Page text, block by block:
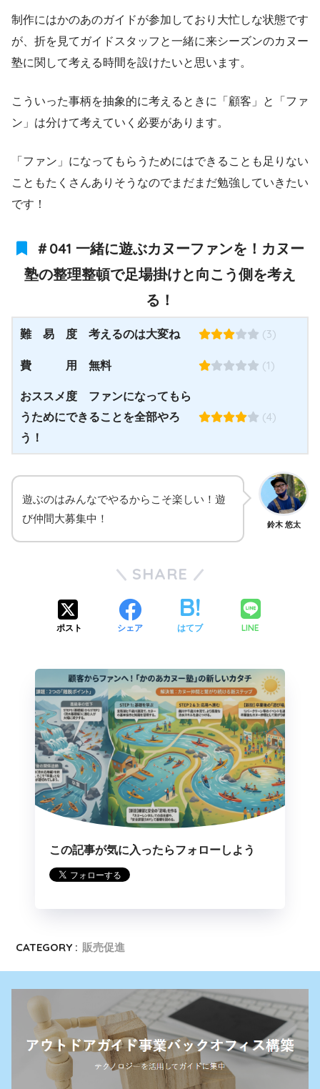
制作にはかのあのガイドが参加しており大忙しな状態です
が、折を見てガイドスタッフと一緒に来シーズンのカヌー
塾に関して考える時間を設けたいと思います。
こういった事柄を抽象的に考えるときに「顧客」と「ファ
ン」は分けて考えていく必要があります。
「ファン」になってもらうためにはできることも足りない
こともたくさんありそうなのでまだまだ勉強していきたい
です！
＃041 一緒に遊ぶカヌーファンを！カヌー
塾の整理整頓で足場掛けと向こう側を考え
る！
難 易 度 考えるのは大変ね (3)
費 用 無料 (1)
おススメ度 ファンになってもら
うためにできることを全部やろ
う！
(4)
鈴木 悠太
遊ぶのはみんなでやるからこそ楽しい！遊
び仲間大募集中！
SHARE
ポスト シェア はてブ LINE
この記事が気に入ったらフォローしよう
CATEGORY : 販売促進